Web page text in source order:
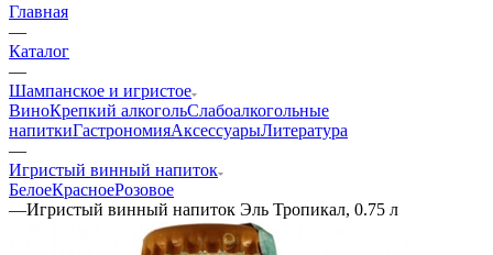
Главная
—
Каталог
—
Шампанское и игристое
ВиноКрепкий алкогольСлабоалкогольные
напиткиГастрономияАксессуарыЛитература
—
Игристый винный напиток
БелоеКрасноеРозовое
—Игристый винный напиток Эль Тропикал, 0.75 л